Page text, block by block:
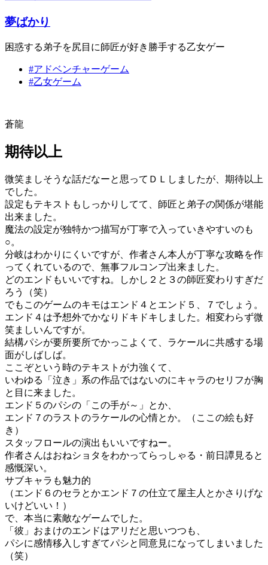
夢ばかり
困惑する弟子を尻目に師匠が好き勝手する乙女ゲー
#アドベンチャーゲーム
#乙女ゲーム
蒼龍
期待以上
微笑ましそうな話だなーと思ってＤＬしましたが、期待以上
でした。
設定もテキストもしっかりしてて、師匠と弟子の関係が堪能
出来ました。
魔法の設定が独特かつ描写が丁寧で入っていきやすいのも
○。
分岐はわかりにくいですが、作者さん本人が丁寧な攻略を作
ってくれているので、無事フルコンプ出来ました。
どのエンドもいいですね。しかし２と３の師匠変わりすぎだ
ろう（笑）
でもこのゲームのキモはエンド４とエンド５、７でしょう。
エンド４は予想外でかなりドキドキしました。相変わらず微
笑ましいんですが。
結構パシが要所要所でかっこよくて、ラケールに共感する場
面がしばしば。
ここぞという時のテキストが力強くて、
いわゆる「泣き」系の作品ではないのにキャラのセリフが胸
と目に来ました。
エンド５のパシの「この手が～」とか、
エンド７のラストのラケールの心情とか。（ここの絵も好
き）
スタッフロールの演出もいいですねー。
作者さんはおねショタをわかってらっしゃる・前日譚見ると
感慨深い。
サブキャラも魅力的
（エンド６のセラとかエンド７の仕立て屋主人とかさりげな
いけどいい！）
で、本当に素敵なゲームでした。
「彼」おまけのエンドはアリだと思いつつも、
パシに感情移入しすぎてパシと同意見になってしまいました
（笑）